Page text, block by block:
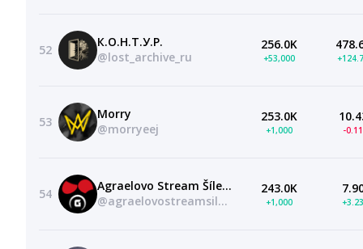
52
К.О.Н.Т.У.Р.
@lost_archive_ru
256.0K
+53,000
53
Morry
@morryeej
253.0K
+1,000 -
54
Agraelovo Stream Šílenství
@agraelovostreamsilenstvi
243.0K
+1,000